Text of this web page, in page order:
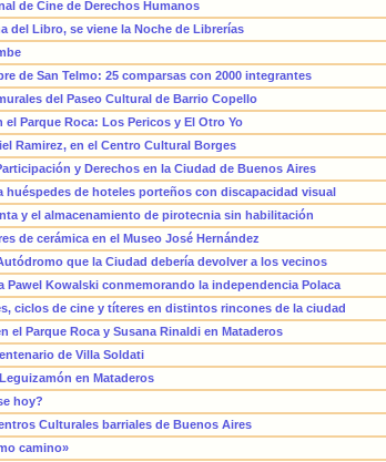
de Cine de Derechos Humanos
del Libro, se viene la Noche de Librerías
de San Telmo: 25 comparsas con 2000 integrantes
del Paseo Cultural de Barrio Copello
Parque Roca: Los Pericos y El Otro Yo
Ramirez, en el Centro Cultural Borges
y Derechos en la Ciudad de Buenos Aires
huéspedes de hoteles porteños con discapacidad visual
y el almacenamiento de pirotecnia sin habilitación
de cerámica en el Museo José Hernández
que la Ciudad debería devolver a los vecinos
Pawel Kowalski conmemorando la independencia Polaca
ciclos de cine y títeres en distintos rincones de la ciudad
el Parque Roca y Susana Rinaldi en Mataderos
de Villa Soldati
en Mataderos
hoy?
Culturales barriales de Buenos Aires
camino»